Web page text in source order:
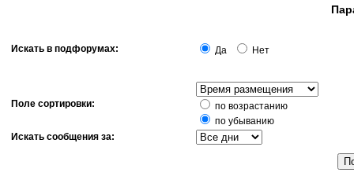
Искать в подфорумах: Да Нет
Поле сортировки:
по возрастанию
по убыванию
Искать сообщения за: